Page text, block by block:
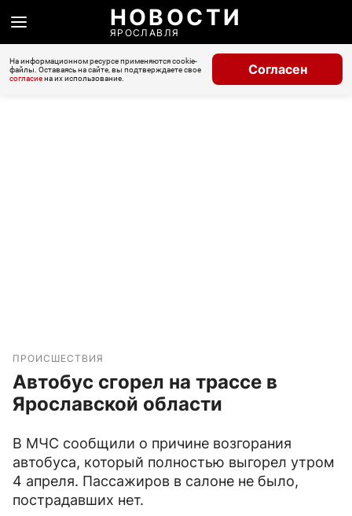
НОВОСТИ
ЯРОСЛАВЛЯ
На информационном ресурсе применяются cookie-
файлы. Оставаясь на сайте, вы подтверждаете свое
согласиена их использование.
Согласен
ПРОИСШЕСТВИЯ
Автобус сгорел на трассе в
Ярославской области
В МЧС сообщили о причине возгорания
автобуса, который полностью выгорел утром
4 апреля. Пассажиров в салоне не было,
пострадавших нет.